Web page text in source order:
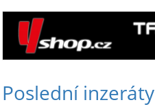
Poslední inzeráty